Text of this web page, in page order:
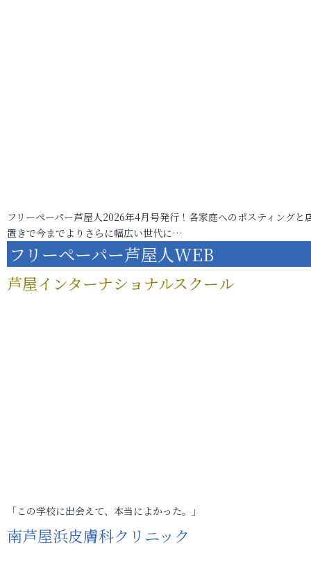
フリーペーパー芦屋人2026年4月号発行！各家庭へのポスティングと
置きで今までよりさらに幅広い世代に…
フリーペーパー芦屋人WEB
芦屋インターナショナルスクール
「この学校に出会えて、本当によかった。」
南芦屋浜皮膚科クリニック